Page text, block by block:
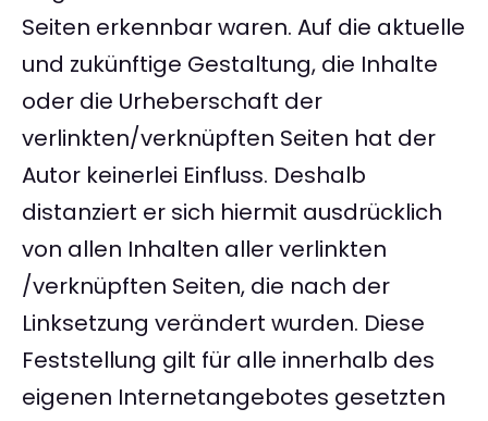
Seiten erkennbar waren. Auf die aktuelle
und zukünftige Gestaltung, die Inhalte
oder die Urheberschaft der
verlinkten/verknüpften Seiten hat der
Autor keinerlei Einfluss. Deshalb
distanziert er sich hiermit ausdrücklich
von allen Inhalten aller verlinkten
/verknüpften Seiten, die nach der
Linksetzung verändert wurden. Diese
Feststellung gilt für alle innerhalb des
eigenen Internetangebotes gesetzten